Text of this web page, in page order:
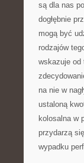
są dla nas
dogłębnie
mogą być
rodzajów
wskazuje od
na nie w
ustaloną
kolosalna w
przydarzą
wypadku